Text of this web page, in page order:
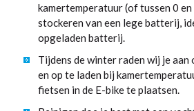
kamertemperatuur (of tussen 0
stockeren van een lege batterij,
opgeladen batterij.
Tijdens de winter raden wij je aan
en op te laden bij
fietsen in de E-bike te plaatsen.